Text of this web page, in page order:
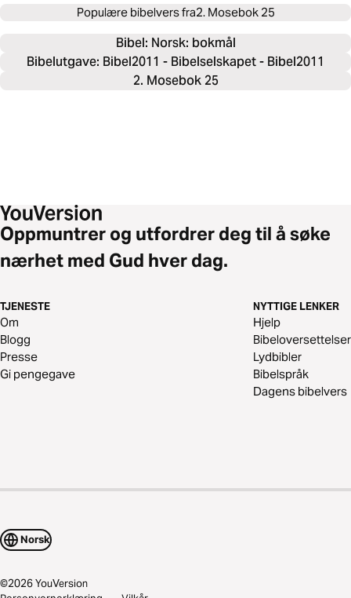
Populære bibelvers fra2. Mosebok 25
Bibel: Norsk: bokmål
Bibelutgave: Bibel2011 - Bibelselskapet - Bibel2011
2. Mosebok 25
Oppmuntrer og utfordrer deg til å søke
nærhet med Gud hver dag.
TJENESTE
Om
Blogg
Presse
Gi pengegave
NYTTIGE LENKER
Hjelp
Bibeloversettelser
Lydbibler
Bibelspråk
Dagens bibelvers
Norsk
©2026YouVersion